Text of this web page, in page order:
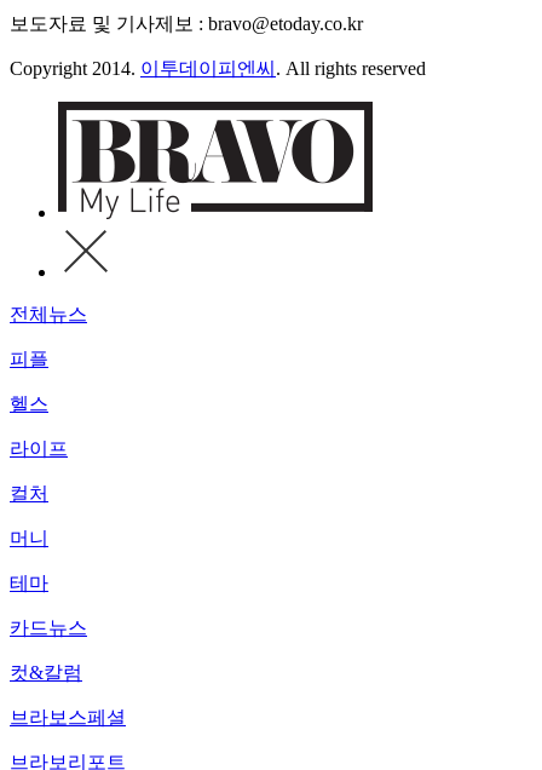
보도자료 및 기사제보 : bravo@etoday.co.kr
Copyright 2014. 이투데이피엔씨 . All rights reserved
전체뉴스
피플
헬스
라이프
컬처
머니
테마
카드뉴스
컷&칼럼
브라보스페셜
브라보리포트